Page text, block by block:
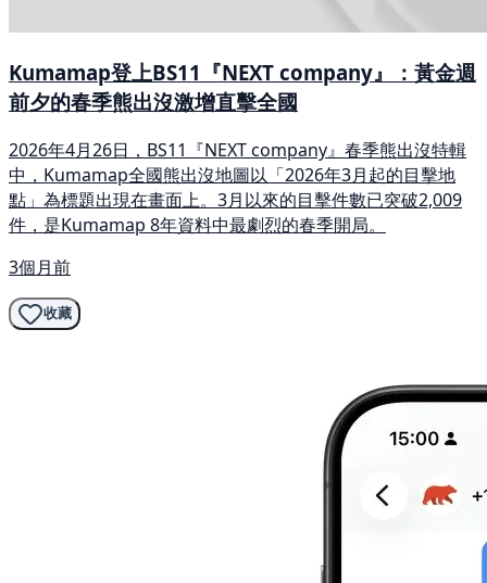
Kumamap登上BS11『NEXT company』：黃金週
前夕的春季熊出沒激增直擊全國
2026年4月26日，BS11『NEXT company』春季熊出沒特輯
中，Kumamap全國熊出沒地圖以「2026年3月起的目擊地
點」為標題出現在畫面上。3月以來的目擊件數已突破2,009
件，是Kumamap 8年資料中最劇烈的春季開局。
3個月前
收藏